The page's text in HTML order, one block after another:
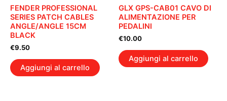
FENDER PROFESSIONAL
SERIES PATCH CABLES
ANGLE/ANGLE 15CM
BLACK
€9.50
Aggiungi al carrello
GLX GPS-CAB01 CAVO DI
ALIMENTAZIONE PER
PEDALINI
€10.00
Aggiungi al carrello